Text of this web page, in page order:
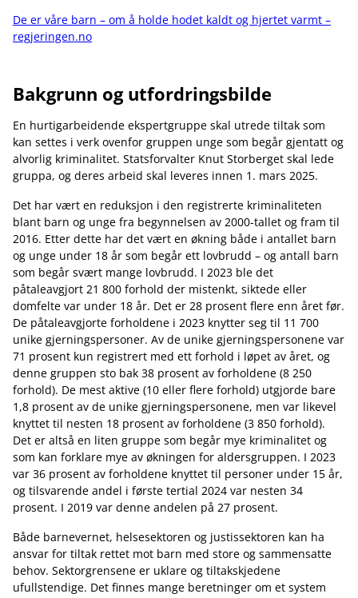
De er våre barn – om å holde hodet kaldt og hjertet varmt –
regjeringen.no
Bakgrunn og utfordringsbilde
En hurtigarbeidende ekspertgruppe skal utrede tiltak som
kan settes i verk ovenfor gruppen unge som begår gjentatt og
alvorlig kriminalitet. Statsforvalter Knut Storberget skal lede
gruppa, og deres arbeid skal leveres innen 1. mars 2025.
Det har vært en reduksjon i den registrerte kriminaliteten
blant barn og unge fra begynnelsen av 2000-tallet og fram til
2016. Etter dette har det vært en økning både i antallet barn
og unge under 18 år som begår ett lovbrudd – og antall barn
som begår svært mange lovbrudd. I 2023 ble det
påtaleavgjort 21 800 forhold der mistenkt, siktede eller
domfelte var under 18 år. Det er 28 prosent flere enn året før.
De påtaleavgjorte forholdene i 2023 knytter seg til 11 700
unike gjerningspersoner. Av de unike gjerningspersonene var
71 prosent kun registrert med ett forhold i løpet av året, og
denne gruppen sto bak 38 prosent av forholdene (8 250
forhold). De mest aktive (10 eller flere forhold) utgjorde bare
1,8 prosent av de unike gjerningspersonene, men var likevel
knyttet til nesten 18 prosent av forholdene (3 850 forhold).
Det er altså en liten gruppe som begår mye kriminalitet og
som kan forklare mye av økningen for aldersgruppen. I 2023
var 36 prosent av forholdene knyttet til personer under 15 år,
og tilsvarende andel i første tertial 2024 var nesten 34
prosent. I 2019 var denne andelen på 27 prosent.
Både barnevernet, helsesektoren og justissektoren kan ha
ansvar for tiltak rettet mot barn med store og sammensatte
behov. Sektorgrensene er uklare og tiltakskjedene
ufullstendige. Det finnes mange beretninger om et system